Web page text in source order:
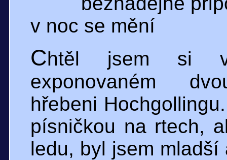
v noc se mění
Chtěl jsem si
exponovaném
hřebeni
písničkou na rtech,
ledu, byl jsem mladší